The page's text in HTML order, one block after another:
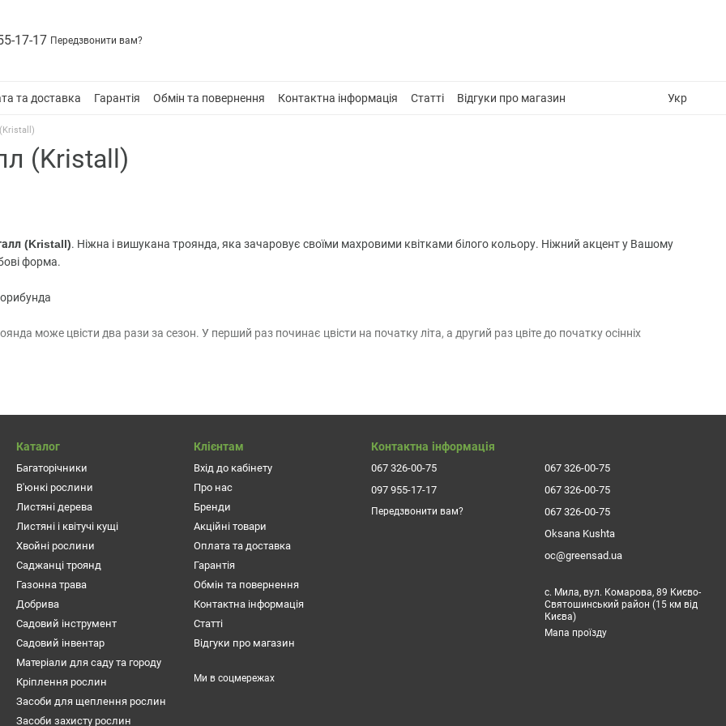
17-17 Передзвонити вам?
та доставка Гарантія Обмін та повернення Контактна інформація Статті Відгуки про магазин Укр
(Kristall)
(Kristall). Ніжна і вишукана троянда, яка зачаровує своїми махровими квітками білого кольору. Ніжний акцент у Вашому
форма.
може цвісти два рази за сезон. У перший раз починає цвісти на початку літа, а другий раз цвіте до початку осінніх
Розміри квіток - середні. Кущ цвіте дуже рясно і пишно. Саме тому даний сорт часто вирощують на штамбі. На довгому
листя темно-зеленого кольору.
захворювань - середня. При неправильному догляді іноді уражається чорною плямистістю і борошнистою росою.
обов'язково слід добре перекопати грунт. Обов'язково розправляйте коріння. Яма повинна бути набагато більше кома з землею.
а головне - дренований..
краще всього підходить весна. Грунт повинен встигнути прогрітися до 10 градусів тепла. У посадкову яму обов'язково
з грудкою землі поміщають в воду, додаючи стимулятори росту.
Каталог
Багаторічники
В'юнкі рослини
Листяні дерева
Листяні і квітучі кущі
Хвойні рослини
Саджанці троянд
Газонна трава
Добрива
Садовий інструмент
Садовий інвентар
Матеріали для саду та городу
Кріплення рослин
Засоби для щеплення рослин
Засоби захисту рослин
Клієнтам
Вхід до кабінету
Про нас
Бренди
Акційні товари
Оплата та доставка
Гарантія
Обмін та повернення
Контактна інформація
Статті
Відгуки про магазин
Ми в соцмережах
Контактна інформація
067 326-00-75
097 955-17-17
Передзвонити вам?
067 326-00-75
067 326-00-75
067 326-00-75
Oksana Kushta
oc@greensad.ua
с. Мила, вул. Комарова, 89 Києво-
Святошинський район (15 км від
Києва)
Мапа проїзду